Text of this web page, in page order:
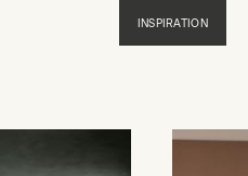
INSPIRATION